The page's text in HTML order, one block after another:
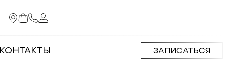
КОНТАКТЫ ЗАПИСАТЬСЯ